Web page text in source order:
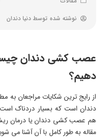
نوشته شده توسط دنیا دندان
عصب کشی دندان
دهیم؟
از رایج ترین شکایات مراجعان
دندان است که بسیار دردناک
هم عصب کشی دندان یا درمان
مقاله به طور کامل با آن آشنا می